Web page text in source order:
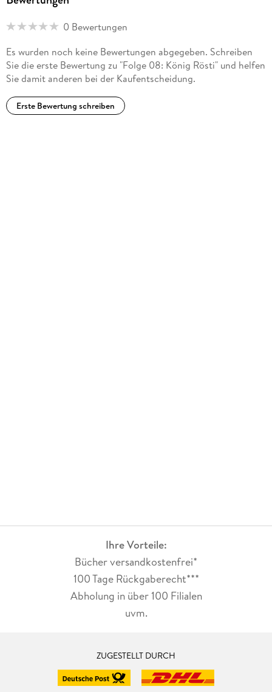
0 Bewertungen
Es wurden noch keine Bewertungen abgegeben. Schreiben
Sie die erste Bewertung zu "Folge 08: König Rösti" und helfen
Sie damit anderen bei der Kaufentscheidung.
Erste Bewertung schreiben
Ihre Vorteile:
Bücher versandkostenfrei*
100 Tage Rückgaberecht***
Abholung in über 100 Filialen
uvm.
ZUGESTELLT DURCH